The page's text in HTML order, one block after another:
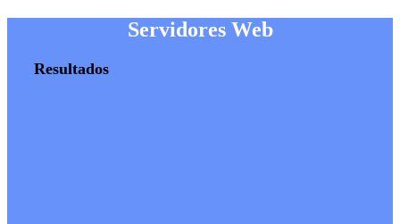
Servidores Web
Resultados